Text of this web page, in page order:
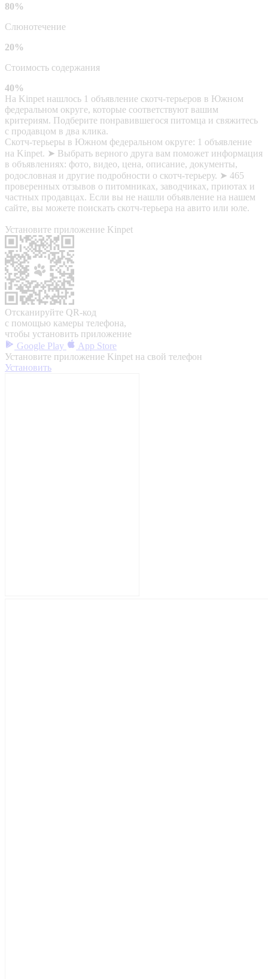
80%
Слюнотечение
20%
Стоимость содержания
40%
На Kinpet нашлось 1 объявление скотч-терьеров в Южном
федеральном округе, которые соответствуют вашим
критериям. Подберите понравившегося питомца и свяжитесь
с продавцом в два клика.
Скотч-терьеры в Южном федеральном округе: 1 объявление
на Kinpet. ➤ Выбрать верного друга вам поможет информация
в объявлениях: фото, видео, цена, описание, документы,
родословная и другие подробности о скотч-терьеру. ➤ 465
проверенных отзывов о питомниках, заводчиках, приютах и
частных продавцах. Если вы не нашли объявление на нашем
сайте, вы можете поискать скотч-терьера на авито или юле.
Установите приложение Kinpet
Отсканируйте QR-код
с помощью камеры телефона,
чтобы установить приложение
Google Play
App Store
Установите приложение Kinpet на свой телефон
Установить